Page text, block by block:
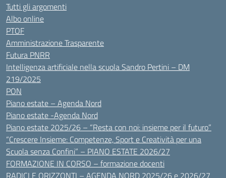
Tutti gli argomenti
Albo online
PTOF
Amministrazione Trasparente
Futura PNRR
Intelligenza artificiale nella scuola Sandro Pertini – DM
219/2025
PON
Piano estate – Agenda Nord
Piano estate -Agenda Nord
Piano estate 2025/26 – “Resta con noi: insieme per il futuro”
“Crescere Insieme: Competenze, Sport e Creatività per una
Scuola senza Confini” – PIANO ESTATE 2026/27
FORMAZIONE IN CORSO – formazione docenti
RADICI E ORIZZONTI – AGENDA NORD 2025/26 e 2026/27